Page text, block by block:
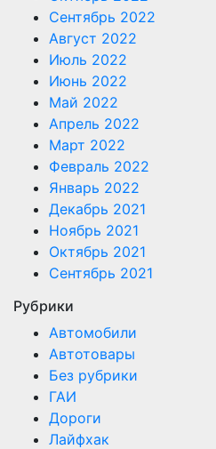
Сентябрь 2022
Август 2022
Июль 2022
Июнь 2022
Май 2022
Апрель 2022
Март 2022
Февраль 2022
Январь 2022
Декабрь 2021
Ноябрь 2021
Октябрь 2021
Сентябрь 2021
Рубрики
Автомобили
Автотовары
Без рубрики
ГАИ
Дороги
Лайфхак